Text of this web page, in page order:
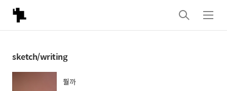
검
색
메
뉴
sketch/writing
뭘까